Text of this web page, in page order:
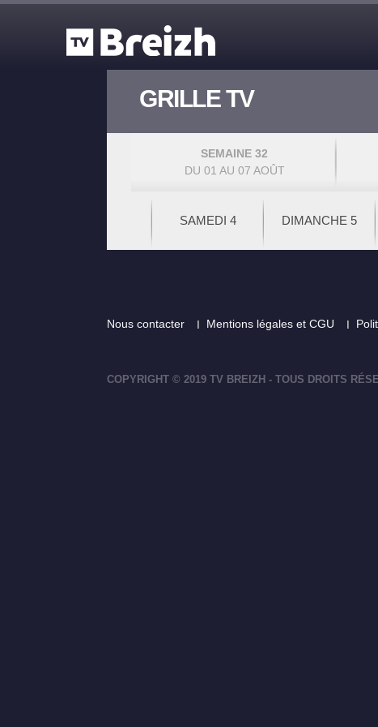
GRILLE TV
SEMAINE 32
DU 01 AU 07 AOÛT
SAMEDI 4 DIMANCHE 5
Nous contacter Mentions légales et CGU
COPYRIGHT © 2019 TV BREIZH - TOUS DROITS